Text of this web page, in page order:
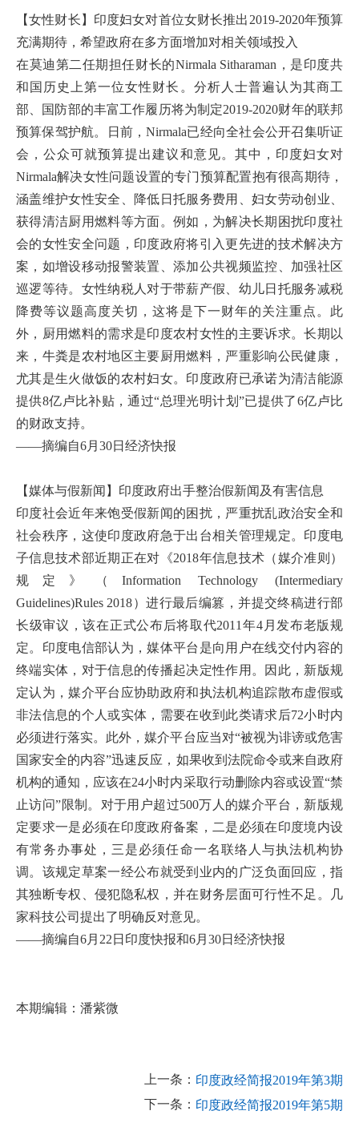
【女性财长】印度妇女对首位女财长推出2019-2020年预算
充满期待，希望政府在多方面增加对相关领域投入
在莫迪第二任期担任财长的Nirmala Sitharaman，是印度共
和国历史上第一位女性财长。分析人士普遍认为其商工
部、国防部的丰富工作履历将为制定2019-2020财年的联邦
预算保驾护航。日前，Nirmala已经向全社会公开召集听证
会，公众可就预算提出建议和意见。其中，印度妇女对
Nirmala解决女性问题设置的专门预算配置抱有很高期待，
涵盖维护女性安全、降低日托服务费用、妇女劳动创业、
获得清洁厨用燃料等方面。例如，为解决长期困扰印度社
会的女性安全问题，印度政府将引入更先进的技术解决方
案，如增设移动报警装置、添加公共视频监控、加强社区
巡逻等待。女性纳税人对于带薪产假、幼儿日托服务减税
降费等议题高度关切，这将是下一财年的关注重点。此
外，厨用燃料的需求是印度农村女性的主要诉求。长期以
来，牛粪是农村地区主要厨用燃料，严重影响公民健康，
尤其是生火做饭的农村妇女。印度政府已承诺为清洁能源
提供8亿卢比补贴，通过“总理光明计划”已提供了6亿卢比
的财政支持。
——摘编自6月30日经济快报
【媒体与假新闻】印度政府出手整治假新闻及有害信息
印度社会近年来饱受假新闻的困扰，严重扰乱政治安全和
社会秩序，这使印度政府急于出台相关管理规定。印度电
子信息技术部近期正在对《2018年信息技术（媒介准则）
规定》（Information Technology (Intermediary
Guidelines)Rules 2018）进行最后编篡，并提交终稿进行部
长级审议，该在正式公布后将取代2011年4月发布老版规
定。印度电信部认为，媒体平台是向用户在线交付内容的
终端实体，对于信息的传播起决定性作用。因此，新版规
定认为，媒介平台应协助政府和执法机构追踪散布虚假或
非法信息的个人或实体，需要在收到此类请求后72小时内
必须进行落实。此外，媒介平台应当对“被视为诽谤或危害
国家安全的内容”迅速反应，如果收到法院命令或来自政府
机构的通知，应该在24小时内采取行动删除内容或设置“禁
止访问”限制。对于用户超过500万人的媒介平台，新版规
定要求一是必须在印度政府备案，二是必须在印度境内设
有常务办事处，三是必须任命一名联络人与执法机构协
调。该规定草案一经公布就受到业内的广泛负面回应，指
其独断专权、侵犯隐私权，并在财务层面可行性不足。几
家科技公司提出了明确反对意见。
——摘编自6月22日印度快报和6月30日经济快报
本期编辑：潘紫微
上一条： 印度政经简报2019年第3期
下一条： 印度政经简报2019年第5期